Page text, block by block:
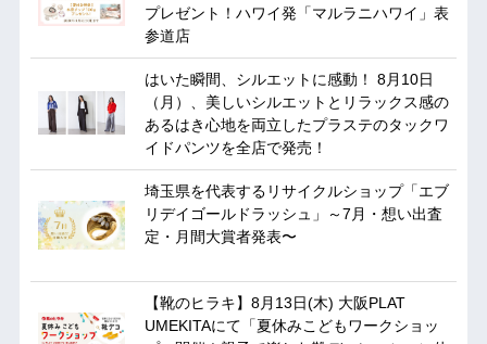
プレゼント！ハワイ発「マルラニハワイ」表
参道店
はいた瞬間、シルエットに感動！ 8月10日
（月）、美しいシルエットとリラックス感の
あるはき心地を両立したプラステのタックワ
イドパンツを全店で発売！
埼玉県を代表するリサイクルショップ「エブ
リデイゴールドラッシュ」～7月・想い出査
定・月間大賞者発表〜
【靴のヒラキ】8月13日(木) 大阪PLAT
UMEKITAにて「夏休みこどもワークショッ